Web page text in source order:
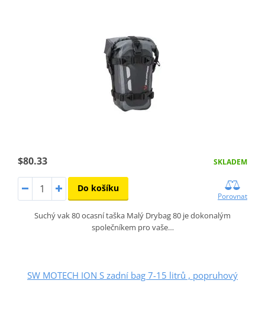
$80.33 SKLADEM
Do košíku
Porovnat
Suchý vak 80 ocasní taška Malý Drybag 80 je dokonalým
společníkem pro vaše…
SW MOTECH ION S zadní bag 7-15 litrů , popruhový